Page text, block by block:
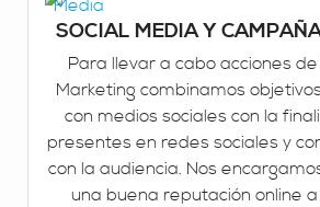
SOCIAL MEDIA Y
Para llevar a cabo acciones
Marketing combinamos
con medios sociales con la
presentes en redes sociales y
con la audiencia. Nos
una buena reputación online